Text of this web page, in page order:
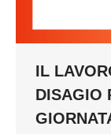
IL
DISAGIO